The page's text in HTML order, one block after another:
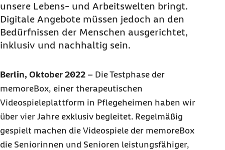
unsere Lebens- und Arbeitswelten bringt.
Digitale Angebote müssen jedoch an den
Bedürfnissen der Menschen ausgerichtet,
inklusiv und nachhaltig sein.
Berlin, Oktober 2022 – Die Testphase der
memoreBox, einer therapeutischen
Videospieleplattform in Pflegeheimen haben wir
über vier Jahre exklusiv begleitet. Regelmäßig
gespielt machen die Videospiele der memoreBox
die Seniorinnen und Senioren leistungsfähiger,